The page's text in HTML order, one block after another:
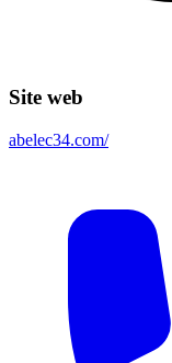
Site web
abelec34.com/